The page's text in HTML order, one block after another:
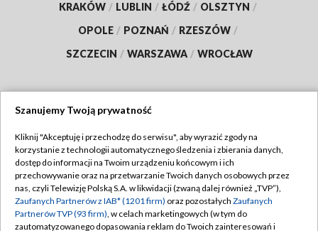
KRAKÓW / LUBLIN / ŁÓDŹ / OLSZTYN /
OPOLE / POZNAŃ / RZESZÓW /
SZCZECIN / WARSZAWA / WROCŁAW
TVP
Abonament TVP
Emisja w TVP
Centrum informacji TVP
Regulamin TVP
Polityka prywatności
Moje zgody
Szanujemy Twoją prywatność
Kliknij "Akceptuję i przechodzę do serwisu", aby wyrazić zgody na
korzystanie z technologii automatycznego śledzenia i zbierania danych,
dostęp do informacji na Twoim urządzeniu końcowym i ich
przechowywanie oraz na przetwarzanie Twoich danych osobowych przez
nas, czyli Telewizję Polską S.A. w likwidacji (zwaną dalej również „TVP”),
Zaufanych Partnerów z IAB* (1201 firm) oraz pozostałych Zaufanych
Partnerów TVP (93 firm), w celach marketingowych (w tym do
zautomatyzowanego dopasowania reklam do Twoich zainteresowań i